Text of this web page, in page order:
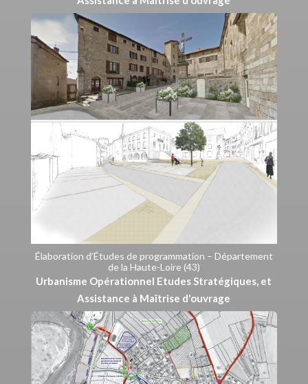
Élaboration d’Études de programmation – Département
de la Haute-Loire (43)
Urbanisme Opérationnel Etudes Stratégiques, et
Assistance à Maîtrise d'ouvrage